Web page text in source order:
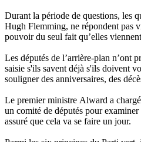
Durant la période de questions, les
Hugh Flemming, ne répondent pas
pouvoir du seul fait qu’elles
Les députés de l’arrière‑plan n’ont
saisie s'ils savent déjà s'ils doivent
souligner des anniversaires, des
Le premier ministre Alward a
un comité de députés pour
assuré que cela va se faire un jour.